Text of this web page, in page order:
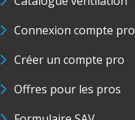
Connexion compte pro
Créer un compte pro
Offres pour les pros